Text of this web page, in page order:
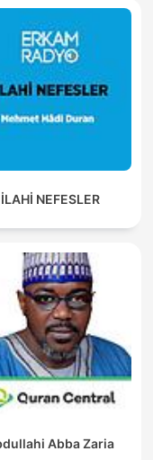
İLAHİ NEFESLER
Abba Zaria